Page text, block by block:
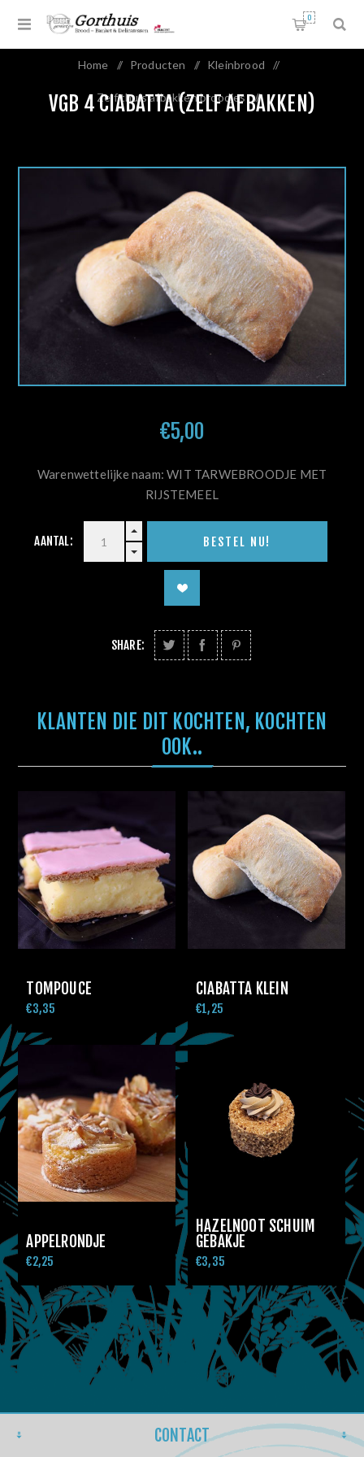
0
Home / Producten / Kleinbrood /
Zelf thuis afbakken broodjes /
VGB 4 CIABATTA (ZELF AFBAKKEN)
€5,00
Warenwettelijke naam: WIT TARWEBROODJE MET
RIJSTEMEEL
AANTAL:
SHARE:
KLANTEN DIE DIT KOCHTEN, KOCHTEN
OOK..
TOMPOUCE
€3,35
CIABATTA KLEIN
€1,25
APPELRONDJE
€2,25
HAZELNOOT SCHUIM
GEBAKJE
€3,35
CONTACT